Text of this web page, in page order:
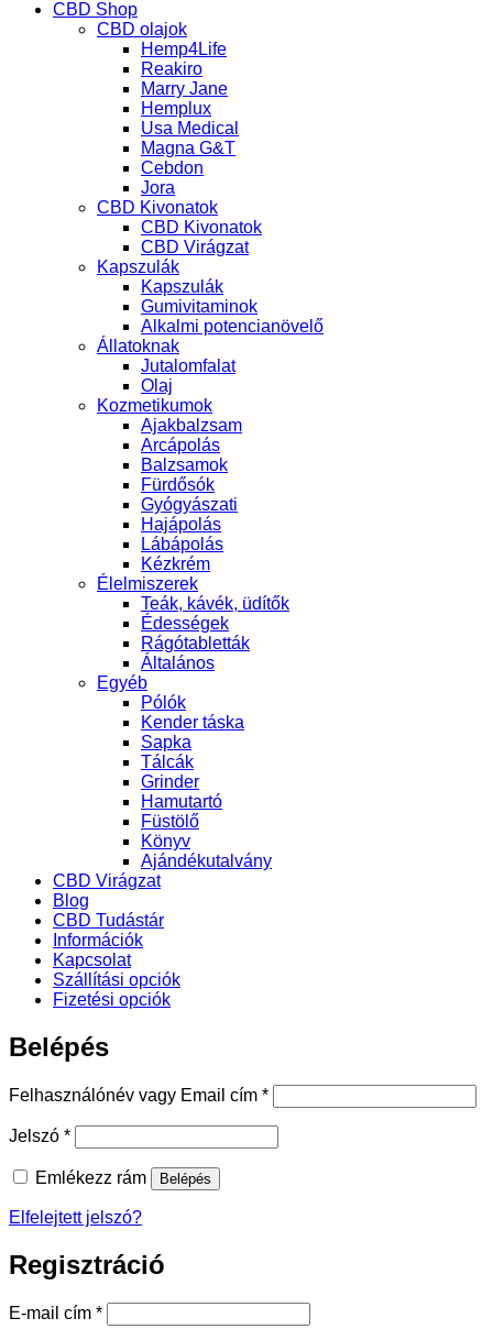
CBD Shop
CBD olajok
Hemp4Life
Reakiro
Marry Jane
Hemplux
Usa Medical
Magna G&T
Cebdon
Jora
CBD Kivonatok
CBD Kivonatok
CBD Virágzat
Kapszulák
Kapszulák
Gumivitaminok
Alkalmi potencianövelő
Állatoknak
Jutalomfalat
Olaj
Kozmetikumok
Ajakbalzsam
Arcápolás
Balzsamok
Fürdősók
Gyógyászati
Hajápolás
Lábápolás
Kézkrém
Élelmiszerek
Teák, kávék, üdítők
Édességek
Rágótabletták
Általános
Egyéb
Pólók
Kender táska
Sapka
Tálcák
Grinder
Hamutartó
Füstölő
Könyv
Ajándékutalvány
CBD Virágzat
Blog
CBD Tudástár
Információk
Kapcsolat
Szállítási opciók
Fizetési opciók
Belépés
Felhasználónév vagy Email cím *Kötelező
Jelszó *Kötelező
Emlékezz rám Belépés
Elfelejtett jelszó?
Regisztráció
E-mail cím *Kötelező